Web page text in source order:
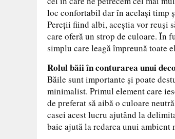
loc confortabil dar în același timp
Pereții fiind albi, aceștia vor reuși
care oferă un strop de culoare. În
simplu care leagă împreună toate
Rolul băii în conturarea unui
Băile sunt importante și poate
minimalist. Primul element care
de preferat să aibă o culoare
casei acest lucru ajutând la
baie ajută la redarea unui